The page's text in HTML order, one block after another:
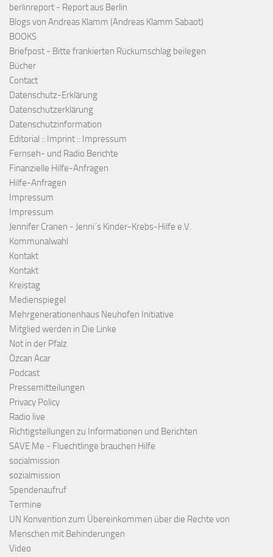
berlinreport - Report aus Berlin
Blogs von Andreas Klamm (Andreas Klamm Sabaot)
BOOKS
Briefpost - Bitte frankierten Rückumschlag beilegen
Bücher
Contact
Datenschutz-Erklärung
Datenschutzerklärung
Datenschutzinformation
Editorial :: Imprint :: Impressum
Fernseh- und Radio Berichte
Finanzielle Hilfe-Anfragen
Hilfe-Anfragen
Impressum
Impressum
Jennifer Cranen - Jenni´s Kinder-Krebs-Hilfe e.V.
Kommunalwahl
Kontakt
Kontakt
Kreistag
Medienspiegel
Mehrgenerationenhaus Neuhofen Initiative
Mitglied werden in Die Linke
Not in der Pfalz
Özcan Acar
Podcast
Pressemitteilungen
Privacy Policy
Radio live
Richtigstellungen zu Informationen und Berichten
SAVE Me - Fluechtlinge brauchen Hilfe
socialmission
sozialmission
Spendenaufruf
Termine
UN Konvention zum Übereinkommen über die Rechte von
Menschen mit Behinderungen
Video